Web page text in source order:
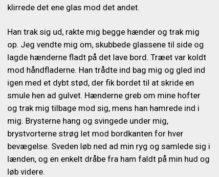
klirrede det ene glas mod det andet.
Han trak sig ud, rakte mig begge hænder og trak mig
op. Jeg vendte mig om, skubbede glassene til side og
lagde hænderne fladt på det lave bord. Træet var koldt
mod håndfladerne. Han trådte ind bag mig og gled ind
igen med et dybt stød, der fik bordet til at skride en
smule hen ad gulvet. Hænderne greb om mine hofter
og trak mig tilbage mod sig, mens han hamrede ind i
mig. Brysterne hang og svingede under mig,
brystvorterne strøg let mod bordkanten for hver
bevægelse. Sveden løb ned ad min ryg og samlede sig i
lænden, og en enkelt dråbe fra ham faldt på min hud og
løb videre.